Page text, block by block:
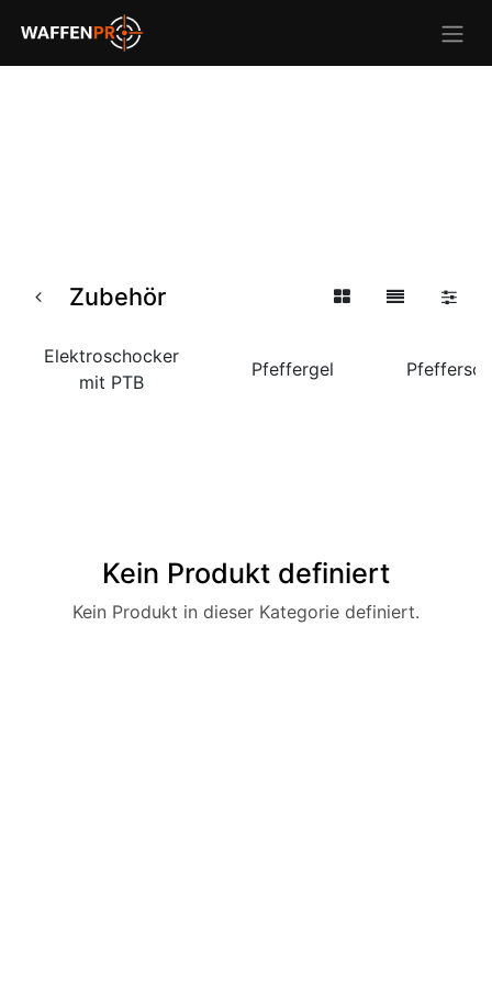
Zubehör
Elektroschocker
mit PTB
Pfeffergel
Kein Produkt definiert
Kein Produkt in dieser Kategorie definiert.